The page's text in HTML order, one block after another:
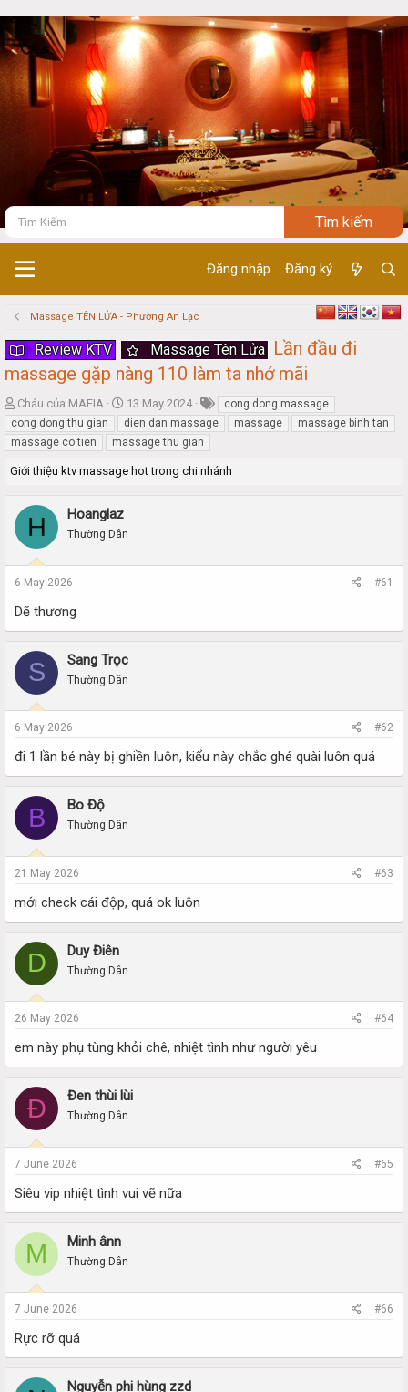
Đăng nhập Đăng ký
Massage TÊN LỬA - Phường An Lạc
Review KTV Massage Tên Lửa Lần đầu đi
massage gặp nàng 110 làm ta nhớ mãi
T
h
r
e
a
t
a
t
e
Cháu của MAFIA
S
t
a
r
t
e
13 May 2024
cong dong massage
cong dong thu gian
dien dan massage massage
massage binh tan
massage co tien
massage thu gian
Giới thiệu ktv massage hot trong chi nhánh
H Hoanglaz
Thường Dân
6 May 2026 #61
Dẽ thương
S Sang Trọc
Thường Dân
6 May 2026 #62
đi 1 lần bé này bị ghiền luôn, kiểu này chắc ghé quài luôn quá
B Bo Độ
Thường Dân
21 May 2026 #63
mới check cái độp, quá ok luôn
D Duy Điên
Thường Dân
26 May 2026 #64
em này phụ tùng khỏi chê, nhiệt tình như người yêu
Đ Đen thùi lùi
Thường Dân
7 June 2026 #65
Siêu vip nhiệt tình vui vẽ nữa
M Minh ânn
Thường Dân
7 June 2026 #66
Rực rỡ quá
Nguyễn phi hùng zzd